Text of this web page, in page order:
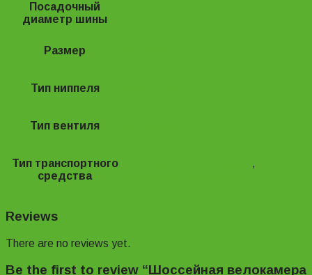
Посадочный
диаметр шины
Размер
Тип ниппеля
Тип вентиля
Тип транспортного
средства
,
Reviews
There are no reviews yet.
Be the first to review “Шоссейная велокамера